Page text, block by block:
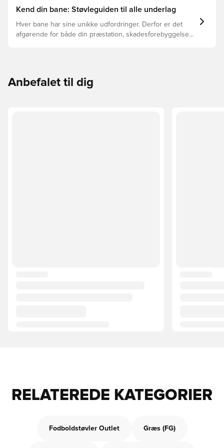
Kend din bane: Støvleguiden til alle underlag
Hver bane har sine unikke udfordringer. Derfor er det
afgørende for både din præstation, skadesforebyggelse
Anbefalet til dig
RELATEREDE KATEGORIER
Fodboldstøvler Outlet Græs (FG)